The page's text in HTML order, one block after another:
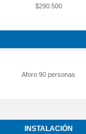
$290.500
Aforo 90 personas
INSTALACIÓN